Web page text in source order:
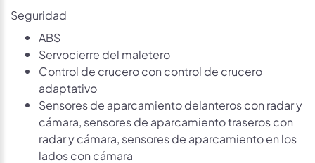
Seguridad
ABS
Servocierre del maletero
Control de crucero con control de crucero
adaptativo
Sensores de aparcamiento delanteros con radar y
cámara, sensores de aparcamiento traseros con
radar y cámara, sensores de aparcamiento en los
lados con cámara